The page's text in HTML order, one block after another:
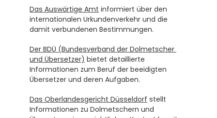
Das Auswärtige Amt informiert über den
internationalen Urkundenverkehr und die
damit verbundenen Bestimmungen.
Der BDÜ (Bundesverband der Dolmetscher
und Übersetzer) bietet detaillierte
Informationen zum Beruf der beeidigten
Übersetzer und deren Aufgaben.
Das Oberlandesgericht Düsseldorf stellt
Informationen zu Dolmetschern und